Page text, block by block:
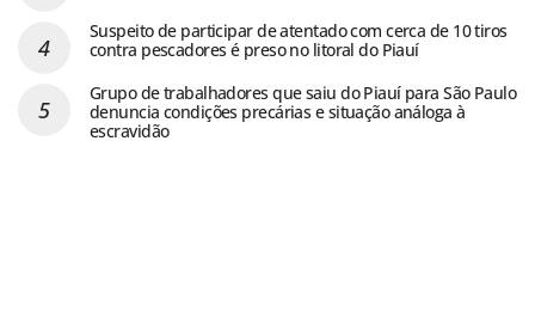
Suspeito de participar de atentado com cerca de 10 tiros
contra pescadores é preso no litoral do Piauí
Grupo de trabalhadores que saiu do Piauí para São Paulo
denuncia condições precárias e situação análoga à
escravidão